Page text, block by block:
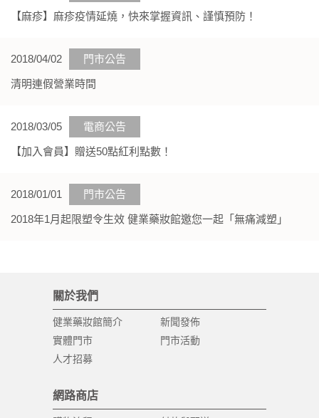
【麻疹】麻疹疫情延燒，快來掌握資訊、謹慎預防！
2018/04/02 門市公告
清明連假營業時間
2018/03/05 電商公告
【加入會員】贈送50點紅利點數！
2018/01/01 門市公告
2018年1月起限塑令生效 健業藥妝館邀您一起「無痛減塑」
關於我們
健業藥妝館簡介
新聞發佈
實體門市
門市活動
人才招募
網路商店